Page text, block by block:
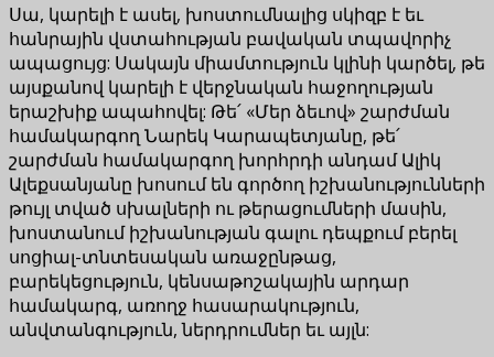
Սա, կարելի է ասել, խոստումնալից սկիզբ է եւ
հանրային վստահության բավական տպավորիչ
ապացույց: Սակայն միամտություն կլինի կարծել, թե
այսքանով կարելի է վերջնական հաջողության
երաշխիք ապահովել: Թե՛ «Մեր ձեւով» շարժման
համակարգող Նարեկ Կարապետյանը, թե՛
շարժման համակարգող խորհրդի անդամ Ալիկ
Ալեքսանյանը խոսում են գործող իշխանությունների
թույլ տված սխալների ու թերացումների մասին,
խոստանում իշխանության գալու դեպքում բերել
սոցիալ-տնտեսական առաջընթաց,
բարեկեցություն, կենսաթոշակային արդար
համակարգ, առողջ հասարակություն,
անվտանգություն, ներդրումներ եւ այլն: